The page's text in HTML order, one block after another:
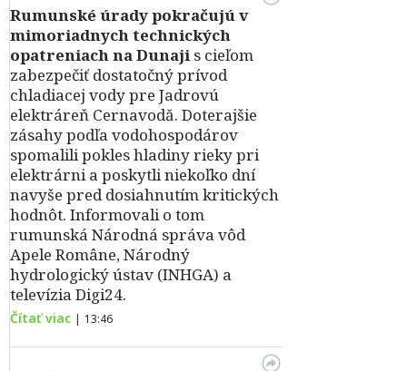
Rumunské úrady pokračujú v
mimoriadnych technických
opatreniach na Dunaji s cieľom
zabezpečiť dostatočný prívod
chladiacej vody pre Jadrovú
elektráreň Cernavodă. Doterajšie
zásahy podľa vodohospodárov
spomalili pokles hladiny rieky pri
elektrárni a poskytli niekoľko dní
navyše pred dosiahnutím kritických
hodnôt. Informovali o tom
rumunská Národná správa vôd
Apele Române, Národný
hydrologický ústav (INHGA) a
televízia Digi24.
Čítať viac | 13:46